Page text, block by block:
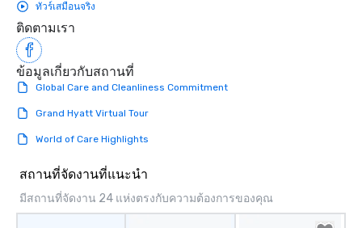
ทัวร์เสมือนจริง
ติดตามเรา
ข้อมูลเกี่ยวกับสถานที่
Global Care and Cleanliness Commitment
Grand Hyatt Virtual Tour
World of Care Highlights
สถานที่จัดงานที่แนะนำ
มีสถานที่จัดงาน 24 แห่งตรงกับความต้องการของคุณ